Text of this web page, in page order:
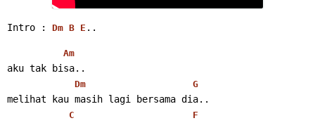
Intro : Dm B E ..
Am
aku tak bisa..
Dm G
melihat kau masih lagi bersama dia..
C F